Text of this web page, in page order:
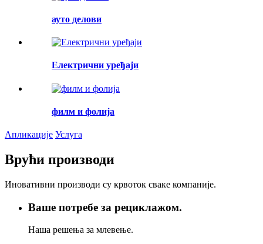
ауто делови
Електрични уређаји
филм и фолија
Апликације Услуга
Врући производи
Иновативни производи су крвоток сваке компаније.
Ваше потребе за рециклажом.
Наша решења за млевење.